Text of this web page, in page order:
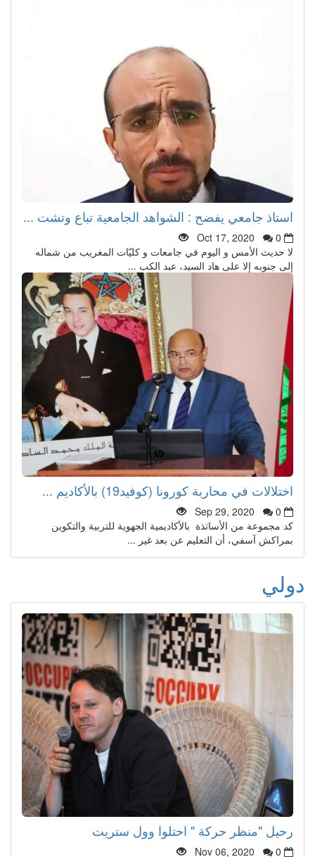
استاذ جامعي يفضح : الشواهد الجامعية تباع وتشت ...
Oct 17, 2020
0
لا حديث الأمس و اليوم في جامعات و كليّات المغريب من شماله
إلى جنوبه إلا على هاد السيد، عبد الكب ...
اختلالات في محاربة كورونا (كوفيد19) بالأكاديم ...
Sep 29, 2020
0
كد مجموعة من الأساتذة بالأكاديمية الجهوية للتربية والتكوين
بمراكش آسفي، أن التعليم عن بعد غير ...
دولي
رحيل "منظر حركة " احتلوا وول ستريت
Nov 06, 2020 0